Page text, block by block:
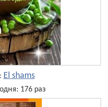
El shams
176 раз